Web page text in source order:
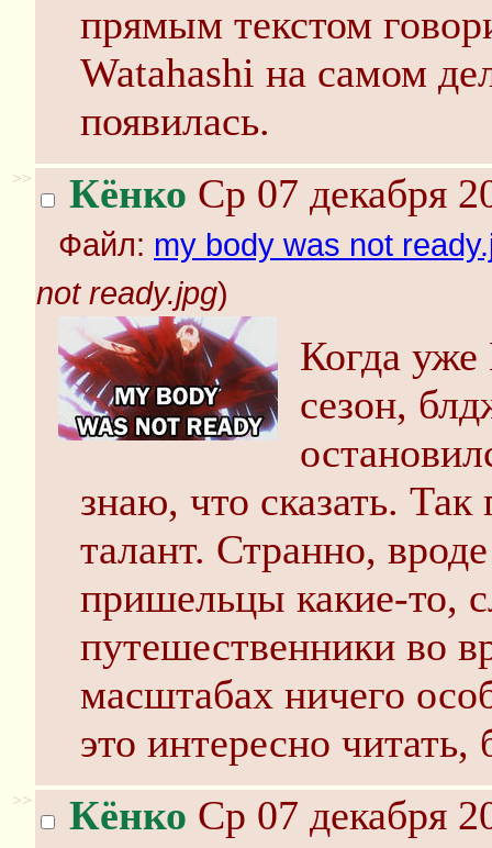
прямым текстом
Watahashi на самом
появилась.
>> Кёнко Ср 07 декабря
Файл: my body was not
not ready.jpg)
Когда уже
сезон,
знаю, что сказать. Так
талант. Странно,
пришельцы какие-то,
путешественники во
масштабах ничего
это интересно
>> Кёнко Ср 07 декабря